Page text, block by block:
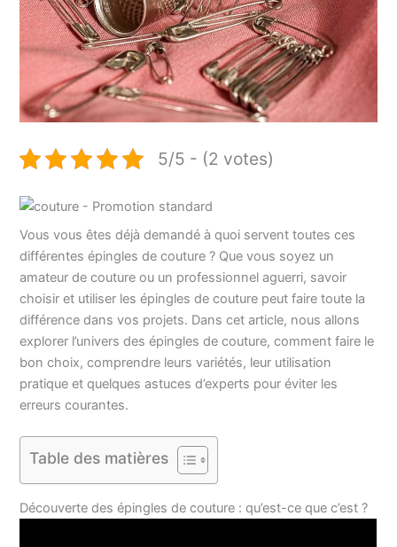
5/5 - (2 votes)
Vous vous êtes déjà demandé à quoi servent toutes ces
différentes épingles de couture ? Que vous soyez un
amateur de couture ou un professionnel aguerri, savoir
choisir et utiliser les épingles de couture peut faire toute la
différence dans vos projets. Dans cet article, nous allons
explorer l’univers des épingles de couture, comment faire le
bon choix, comprendre leurs variétés, leur utilisation
pratique et quelques astuces d’experts pour éviter les
erreurs courantes.
Table des matières
Découverte des épingles de couture : qu’est-ce que c’est ?